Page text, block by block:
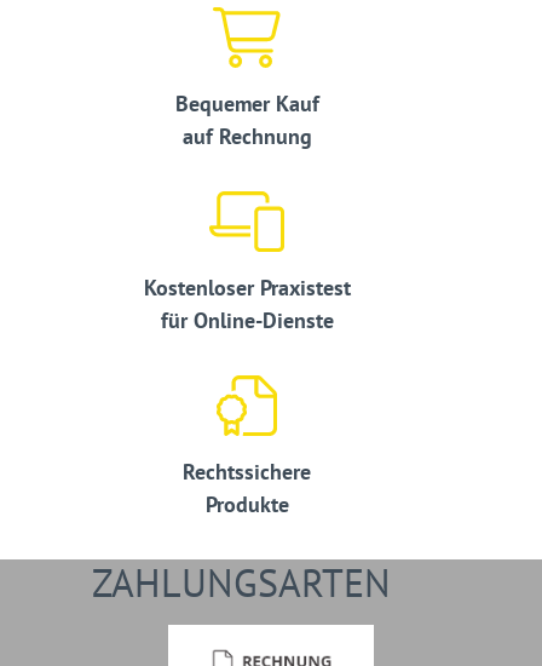
Bequemer Kauf
auf Rechnung
Kostenloser Praxistest
für Online-Dienste
Rechtssichere
Produkte
ZAHLUNGSARTEN